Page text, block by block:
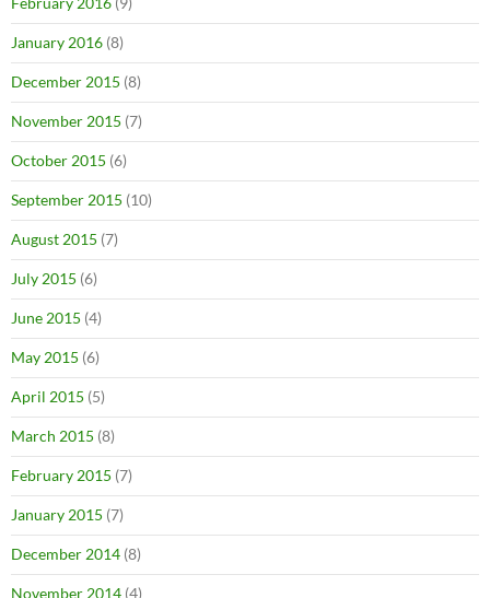
January 2016 (8)
December 2015 (8)
November 2015 (7)
October 2015 (6)
September 2015 (10)
August 2015 (7)
July 2015 (6)
June 2015 (4)
May 2015 (6)
April 2015 (5)
March 2015 (8)
February 2015 (7)
January 2015 (7)
December 2014 (8)
November 2014 (4)